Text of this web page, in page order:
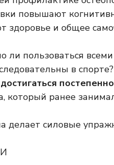
повышают
здоровье и общее
ли пользоваться
в
постепенно
который ранее
делает силовые